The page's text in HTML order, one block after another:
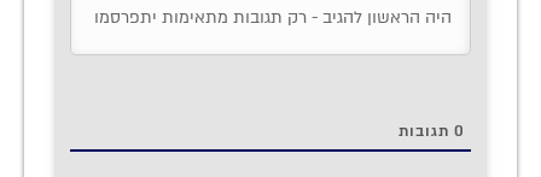
0 תגובות